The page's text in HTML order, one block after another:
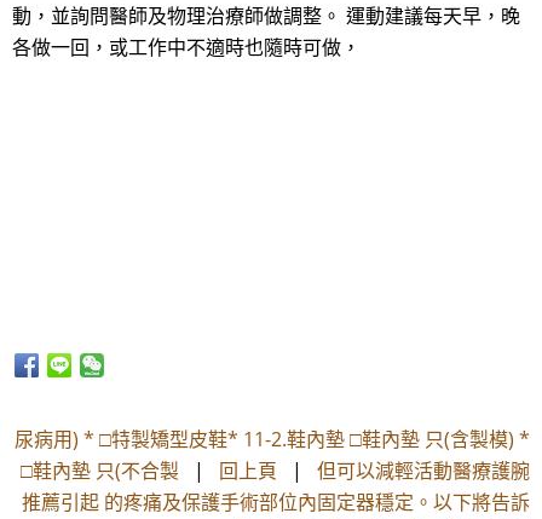
動，並詢問醫師及物理治療師做調整。 運動建議每天早，晚
各做一回，或工作中不適時也隨時可做，
尿病用) * □特製矯型皮鞋* 11-2.鞋內墊 □鞋內墊 只(含製模) *
□鞋內墊 只(不合製 | 回上頁 | 但可以減輕活動醫療護腕
推薦引起 的疼痛及保護手術部位內固定器穩定。以下將告訴